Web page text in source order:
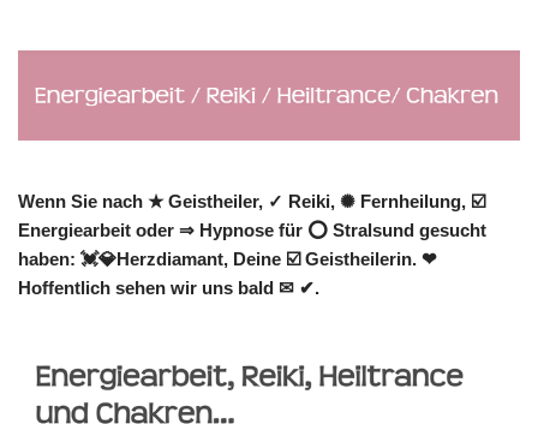
Wenn Sie nach ★ Geistheiler, ✓ Reiki, ✺ Fernheilung, ☑️
Energiearbeit oder ⇒ Hypnose für ⭕ Stralsund gesucht
haben: 💓️💎Herzdiamant, Deine ☑️ Geistheilerin. ❤
Hoffentlich sehen wir uns bald ✉ ✔.